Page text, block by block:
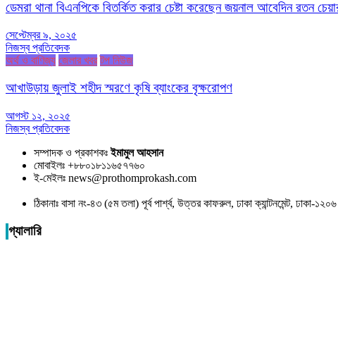
ডেমরা থানা বিএনপিকে বিতর্কিত করার চেষ্টা করেছেন জয়নাল আবেদিন রতন
সেপ্টেম্বর ৯, ২০২৫
নিজস্ব প্রতিবেদক
অর্থ ও বাণিজ্য জেলার খবর টপ নিউজ
আখাউড়ায় জুলাই শহীদ স্মরণে কৃষি ব্যাংকের বৃক্ষরোপণ
আগস্ট ১২, ২০২৫
নিজস্ব প্রতিবেদক
সম্পাদক ও প্রকাশকঃইমামুল আহসান
মোবাইলঃ +৮৮০১৮১১৬৫৭৭৬০
ই-মেইলঃ news@prothomprokash.com
ঠিকানাঃ বাসা নং-৪৩ (৫ম তলা) পূর্ব পার্শ্ব, উত্তর কাফরুল, ঢাকা ক্যান্টনমেন্ট, ঢাকা-
গ্যালারি